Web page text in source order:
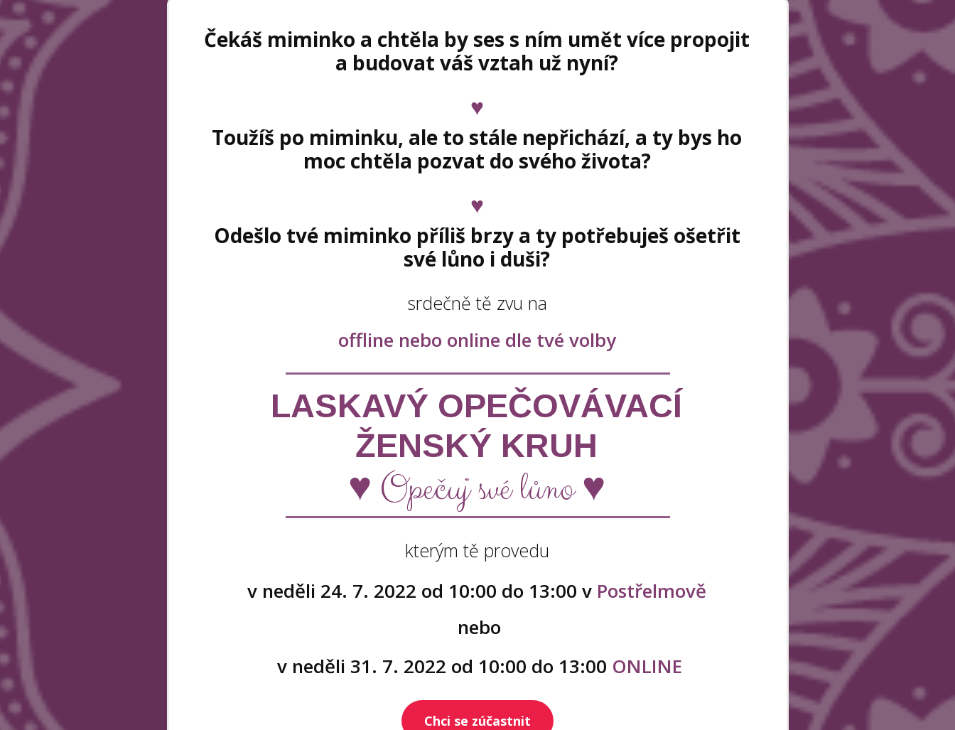
Čekáš miminko a chtěla by ses s ním umět více propojit
a budovat váš vztah už nyní?
♥
Toužíš po miminku, ale to stále nepřichází, a ty bys ho
moc chtěla pozvat do svého života?
♥
Odešlo tvé miminko příliš brzy a ty potřebuješ ošetřit
své lůno i duši?
srdečně tě zvu na
offline nebo online dle tvé volby
LASKAVÝ OPEČOVÁVACÍ
ŽENSKÝ KRUH
♥ Opečuj své lůno ♥
kterým tě provedu
v neděli 24. 7. 2022 od 10:00 do 13:00 v Postřelmově
nebo
v neděli 31. 7. 2022 od 10:00 do 13:00 ONLINE
Chci se zúčastnit